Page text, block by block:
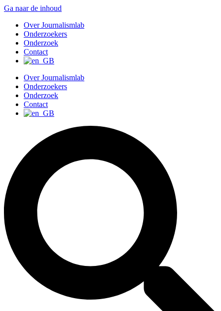
Ga naar de inhoud
Over Journalismlab
Onderzoekers
Onderzoek
Contact
Over Journalismlab
Onderzoekers
Onderzoek
Contact